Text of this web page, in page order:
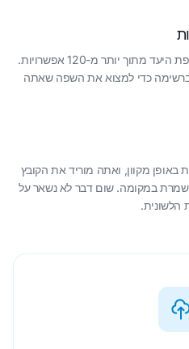
בחרו את שפת המקור ואת שפת היעד מתוך יותר מ-120 אפשרויות.
כדי למצוא את השפה שאתה
באופן מקוון, ואתה מוריד את הקובץ
במקומה. שום דבר לא נשאר על